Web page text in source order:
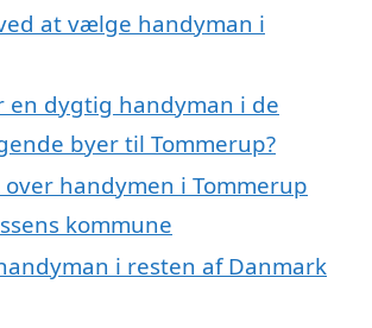
at vælge handyman i
en dygtig handyman i de
byer til Tommerup?
handymen i Tommerup
kommune
i resten af Danmark